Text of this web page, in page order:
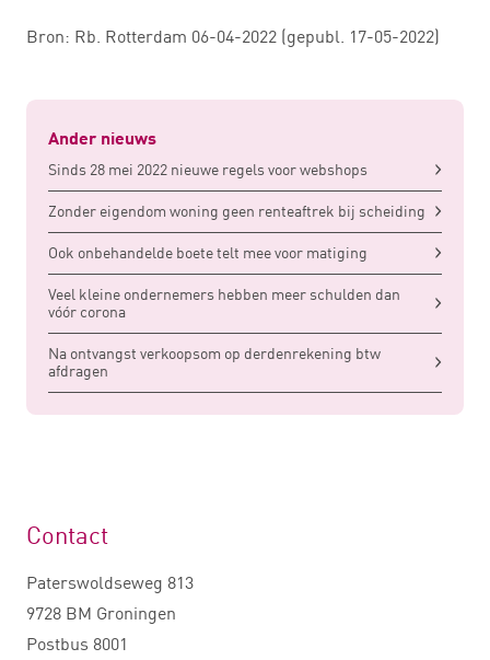
Bron: Rb. Rotterdam 06-04-2022 (gepubl. 17-05-2022)
Ander nieuws
Sinds 28 mei 2022 nieuwe regels voor webshops
Zonder eigendom woning geen renteaftrek bij scheiding
Ook onbehandelde boete telt mee voor matiging
Veel kleine ondernemers hebben meer schulden dan
vóór corona
Na ontvangst verkoopsom op derdenrekening btw
afdragen
Contact
Paterswoldseweg 813
9728 BM Groningen
Postbus 8001